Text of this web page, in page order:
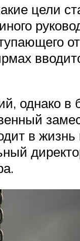
цели
однако
в